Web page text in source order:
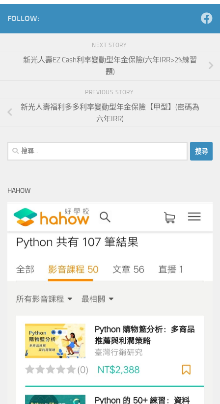
FOLLOW:
NEXT STORY
新光人壽EZ Cash利率變動型年金保險(六年IRR>2%練習
題)
PREVIOUS STORY
新光人壽福利多多利率變動型年金保險【甲型】(密碼為
六年IRR)
搜
尋
字:
HAHOW